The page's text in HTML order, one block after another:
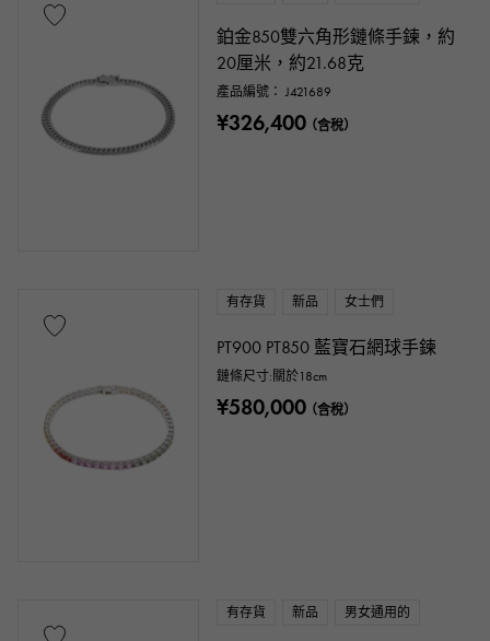
鉑金850雙六角形鏈條手鍊，約
20厘米，約21.68克
產品編號： J421689
¥326,400（含稅）
有存貨 新品 女士們
PT900 PT850 藍寶石網球手鍊
鏈條尺寸:關於18cm
¥580,000（含稅）
有存貨 新品 男女通用的